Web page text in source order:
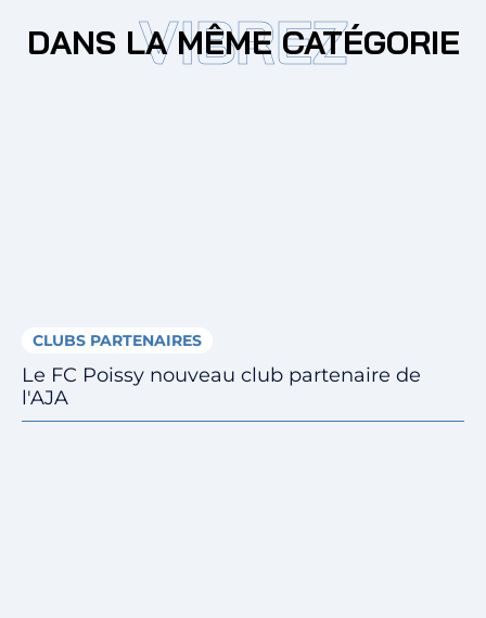
VIBREZ
DANS LA MÊME CATÉGORIE
CLUBS PARTENAIRES
Le FC Poissy nouveau club partenaire de
l'AJA